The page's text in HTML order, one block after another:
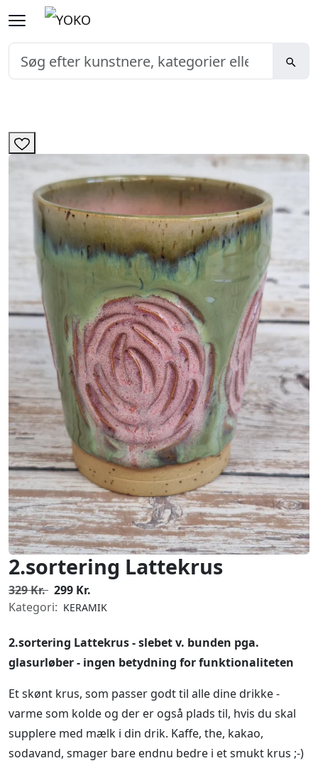
2.sortering Lattekrus
329 Kr. 299 Kr.
Kategori: KERAMIK
2.sortering Lattekrus - slebet v. bunden pga.
glasurløber - ingen betydning for funktionaliteten
Et skønt krus, som passer godt til alle dine drikke -
varme som kolde og der er også plads til, hvis du skal
supplere med mælk i din drik. Kaffe, the, kakao,
sodavand, smager bare endnu bedre i et smukt krus ;-)